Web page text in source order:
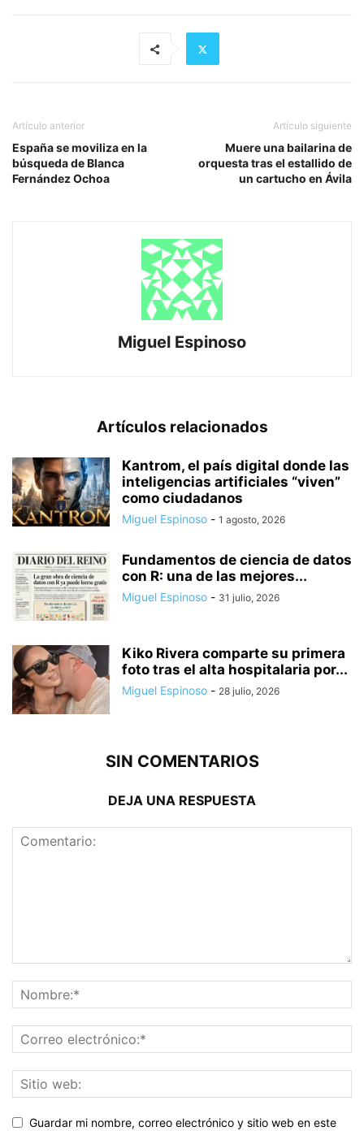
Artículo anterior
España se moviliza en la
búsqueda de Blanca
Fernández Ochoa
Artículo siguiente
Muere una bailarina de
orquesta tras el estallido de
un cartucho en Ávila
Miguel Espinoso
Artículos relacionados
Kantrom, el país digital donde las
inteligencias artificiales “viven”
como ciudadanos
Miguel Espinoso - 1 agosto, 2026
Fundamentos de ciencia de datos
con R: una de las mejores...
Miguel Espinoso - 31 julio, 2026
Kiko Rivera comparte su primera
foto tras el alta hospitalaria por...
Miguel Espinoso - 28 julio, 2026
SIN COMENTARIOS
DEJA UNA RESPUESTA
Guardar mi nombre, correo electrónico y sitio web en este